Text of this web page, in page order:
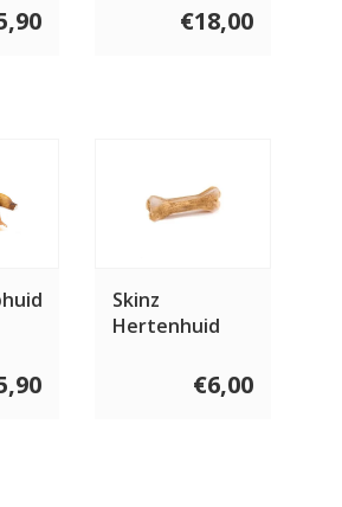
€18,00
Skinz
Hertenhuid
€6,00